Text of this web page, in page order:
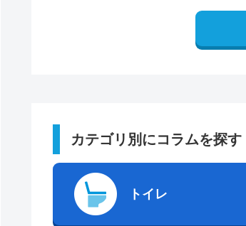
カテゴリ別にコラムを探す
トイレ